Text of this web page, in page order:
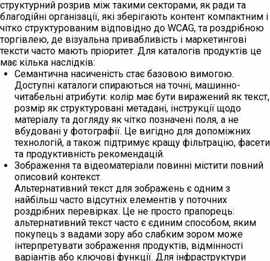
структурний розрив між такими секторами, як ради та
благодійні організації, які зберігають контент компактним і
чітко структурованим відповідно до WCAG, та роздрібною
торгівлею, де візуальна привабливість і маркетингові
тексти часто мають пріоритет. Для каталогів продуктів це
має кілька наслідків:
Семантична насиченість стає базовою вимогою.
Доступні каталоги спираються на точні, машинно-
читабельні атрибути: колір має бути виражений як текст,
розмір як структуровані метадані, інструкції щодо
матеріалу та догляду як чітко позначені поля, а не
вбудовані у фотографії. Це вигідно для допоміжних
технологій, а також підтримує кращу фільтрацію, фасети
та продуктивність рекомендацій.
Зображення та відеоматеріали повинні містити повний
описовий контекст.
Альтернативний текст для зображень є одним з
найбільш часто відсутніх елементів у поточних
роздрібних перевірках. Це не просто прапорець:
альтернативний текст часто є єдиним способом, яким
покупець з вадами зору або слабким зором може
інтерпретувати зображення продуктів, відмінності
варіантів або ключові функції. Для інфраструктури